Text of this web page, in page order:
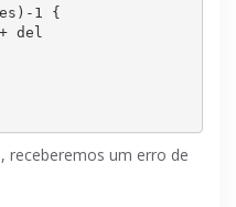
receberemos um erro de